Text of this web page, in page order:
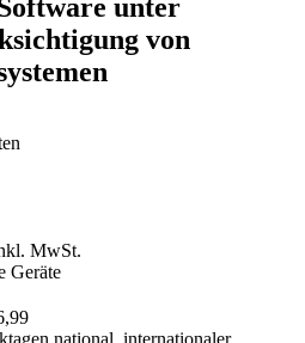
Zukunft
unter
von
MwSt.